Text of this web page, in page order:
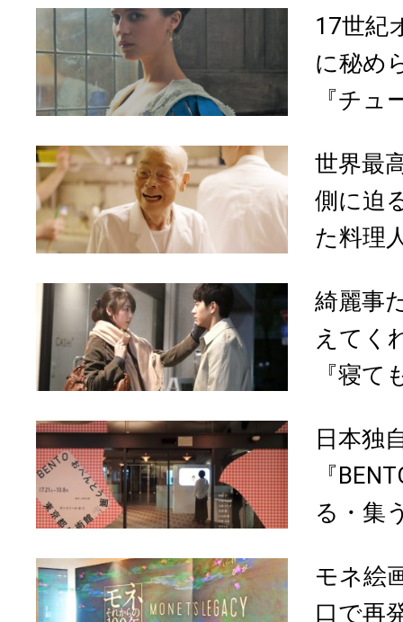
17世紀
に秘め
『チュ
世界最
側に迫
た料理
綺麗事
えてく
『寝て
日本独
『
る・集
モネ絵
口で再